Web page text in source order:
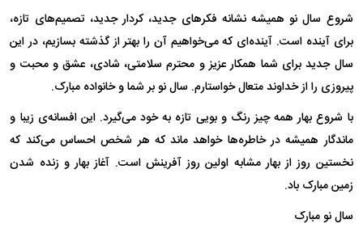
شروع سال نو همیشه نشانه فکر‌های جدید، کردار جدید، تصمیم‌های تازه،
برای آینده است. آینده‌ای که می‌خواهیم آن را بهتر از گذشته بسازیم، در این
سال جدید برای شما همکار عزیز و محترم سلامتی، شادی، عشق و محبت و
پیروزی را از خداوند متعال خواستارم. سال نو بر شما و خانواده مبارک.
با شروع بهار همه چیز رنگ و بویی تازه به خود می‌گیرد. این افسانه‌ی زیبا و
ماندگار همیشه در خاطره‌ها خواهد ماند که هر شخص احساس می‌کند که
نخستین روز از بهار مشابه اولین روز آفرینش است. آغاز بهار و زنده شدن
زمین مبارک باد.
سال نو مبارک